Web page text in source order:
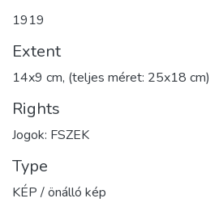
1919
Extent
14x9 cm, (teljes méret: 25x18 cm)
Rights
Jogok: FSZEK
Type
KÉP / önálló kép